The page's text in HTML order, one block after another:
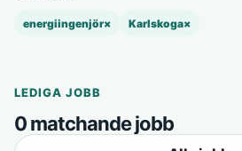
energiingenjör× Karlskoga×
LEDIGA JOBB
0 matchande jobb